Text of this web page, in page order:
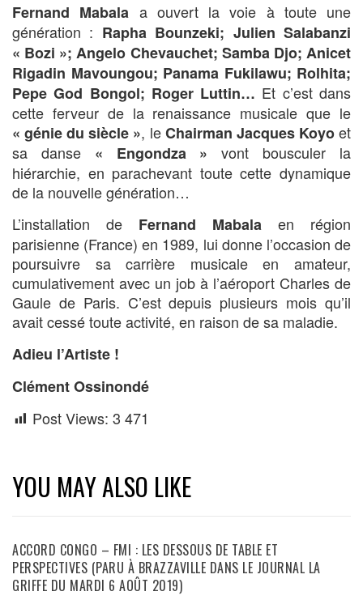
Fernand Mabala a ouvert la voie à toute une
génération : Rapha Bounzeki; Julien Salabanzi
« Bozi »; Angelo Chevauchet; Samba Djo; Anicet
Rigadin Mavoungou; Panama Fukilawu; Rolhita;
Pepe God Bongol; Roger Luttin… Et c’est dans
cette ferveur de la renaissance musicale que le
« génie du siècle », leChairman Jacques Koyoet
sa danse « Engondza » vont bousculer la
hiérarchie, en parachevant toute cette dynamique
de la nouvelle génération…
L’installation de Fernand Mabala en région
parisienne (France) en 1989, lui donne l’occasion de
poursuivre sa carrière musicale en amateur,
cumulativement avec un job à l’aéroport Charles de
Gaule de Paris. C’est depuis plusieurs mois qu’il
avait cessé toute activité, en raison de sa maladie.
Adieu l’Artiste !
Clément Ossinondé
Post Views: 3 471
YOU MAY ALSO LIKE
ACCORD CONGO – FMI : LES DESSOUS DE TABLE ET
PERSPECTIVES (PARU À BRAZZAVILLE DANS LE JOURNAL LA
GRIFFE DU MARDI 6 AOÛT 2019)